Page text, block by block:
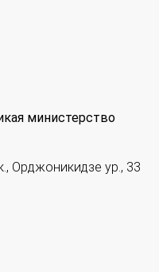
министерство
Орджоникидзе ур., 33